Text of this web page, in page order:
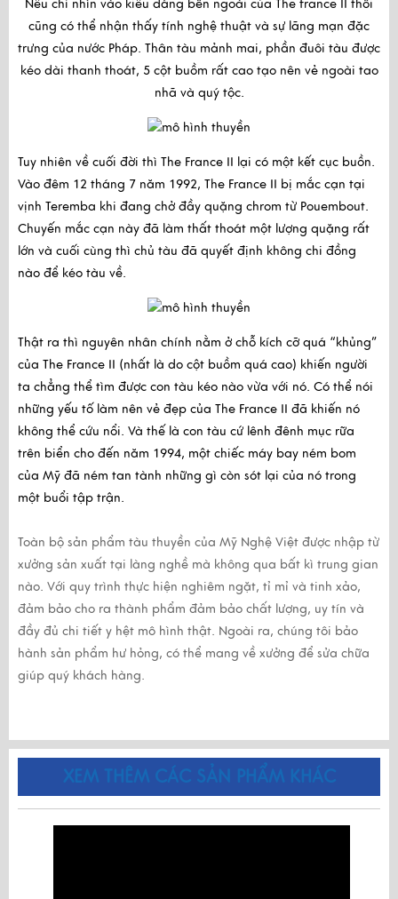
Nếu chỉ nhìn vào kiểu dáng bên ngoài của The france II thôi
cũng có thể nhận thấy tính nghệ thuật và sự lãng mạn đặc
trưng của nước Pháp. Thân tàu mảnh mai, phần đuôi tàu được
kéo dài thanh thoát, 5 cột buồm rất cao tạo nên vẻ ngoài tao
nhã và quý tộc.
Tuy nhiên về cuối đời thì The France II lại có một kết cục buồn.
Vào đêm 12 tháng 7 năm 1992, The France II bị mắc cạn tại
vịnh Teremba khi đang chở đầy quặng chrom từ Pouembout.
Chuyến mắc cạn này đã làm thất thoát một lượng quặng rất
lớn và cuối cùng thì chủ tàu đã quyết định không chi đồng
nào để kéo tàu về.
Thật ra thì nguyên nhân chính nằm ở chỗ kích cỡ quá “khủng”
của The France II (nhất là do cột buồm quá cao) khiến người
ta chẳng thể tìm được con tàu kéo nào vừa với nó. Có thể nói
những yếu tố làm nên vẻ đẹp của The France II đã khiến nó
không thể cứu nổi. Và thế là con tàu cứ lênh đênh mục rữa
trên biển cho đến năm 1994, một chiếc máy bay ném bom
của Mỹ đã ném tan tành những gì còn sót lại của nó trong
một buổi tập trận.
Toàn bộ sản phẩm tàu thuyền của Mỹ Nghệ Việt được nhập từ
xưởng sản xuất tại làng nghề mà không qua bất kì trung gian
nào. Với quy trình thực hiện nghiêm ngặt, tỉ mỉ và tinh xảo,
đảm bảo cho ra thành phẩm đảm bảo chất lượng, uy tín và
đầy đủ chi tiết y hệt mô hình thật. Ngoài ra, chúng tôi bảo
hành sản phẩm hư hỏng, có thể mang về xưởng để sửa chữa
giúp quý khách hàng.
XEM THÊM CÁC SẢN PHẨM KHÁC